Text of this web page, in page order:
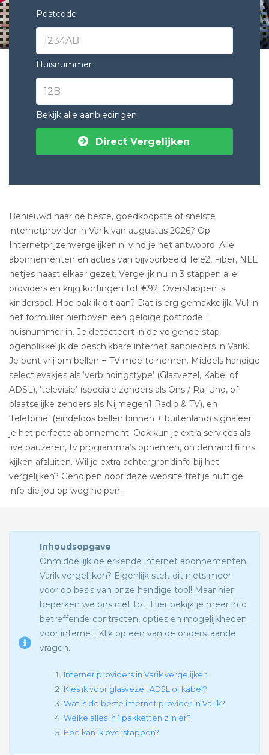
Postcode
Huisnummer
Bekijk alle aanbiedingen
Direct Vergelijken
Benieuwd naar de beste, goedkoopste of snelste
internetprovider in Varik van augustus 2026? Op
Internetprijzenvergelijken.nl vind je het antwoord. Alle
abonnementen en acties van bijvoorbeeld Tele2, Fiber, NLE
netjes naast elkaar gezet. Vergelijk nu in 3 stappen alle
providers en krijg kortingen tot €92. Overstappen is
kinderspel. Hoe pak ik dit aan? Dat is erg gemakkelijk. Vul in
het formulier hierboven een geldige postcode +
huisnummer in. Je detecteert in de volgende stap
ogenblikkelijk de beschikbare internet aanbieders in Varik.
Je bent vrij om bellen + TV mee te nemen. Middels handige
selectievakjes als ‘verbindingstype’ (Glasvezel, Kabel of
ADSL), ‘televisie’ (speciale zenders als Ons / Rai Uno, of
plaatselijke zenders als Nijmegen1 Radio & TV), en
‘telefonie’ (eindeloos bellen binnen + buitenland) signaleer
je het perfecte abonnement. Ook kun je extra services als
live pauzeren, tv programma’s opnemen, on demand films
kijken afsluiten. Wil je extra achtergrondinfo bij het
vergelijken? Geholpen door deze website tref je nuttige
info die jou op weg helpen.
Inhoudsopgave
Onmiddellijk de erkende internet abonnementen
Varik vergelijken? Eigenlijk stelt dit niets meer
voor op basis van onze handige tool! Maar hier
beperken we ons niet tot. Hier bekijk je meer info
betreffende contracten, opties en mogelijkheden
voor internet. Klik op een van de onderstaande
vragen.
Internet providers in Varik vergelijken
Kies ik voor glasvezel, ADSL of kabel?
Wat is de beste internet provider in Varik?
Welke alles in 1 pakketten zijn er?
Hoe kan ik overstappen?